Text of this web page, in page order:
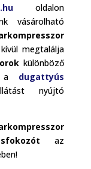
oldalon
vásárolható
kívül megtalálja
különböző
a dugattyús
nyújtó
az